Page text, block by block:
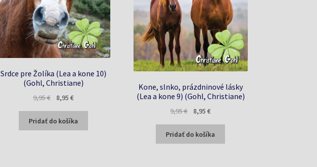
Srdce pre Žolíka (Lea a kone 10)
(Gohl, Christiane)
9,95€
Pôvodná
bola:
9,95 €.
8,95 €Aktuálna
je:
8,95 €.
Pridať do košíka
Kone, slnko, prázdninové lásky
(Lea a kone 9) (Gohl, Christiane)
9,95€
Pôvodná
bola:
9,95 €.
8,95€Aktuálna
je:
8,95 €.
Pridať do košíka